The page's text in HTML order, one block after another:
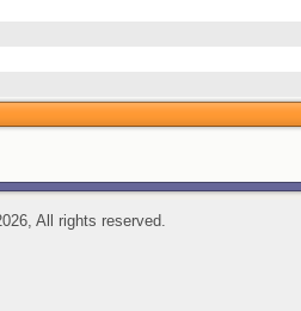
All rights reserved.